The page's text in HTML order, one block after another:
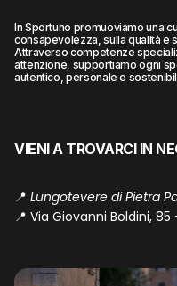
In Sportuno promuoviamo una
consapevolezza, sulla qualità e
Attraverso competenze
attenzione, supportiamo ogni
autentico, personale e
VIENI A TROVARCI IN
📍 Lungotevere di Pietra
📍 Via Giovanni Boldini, 85